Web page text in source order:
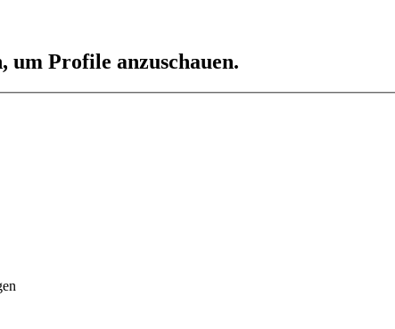
um Profile anzuschauen.